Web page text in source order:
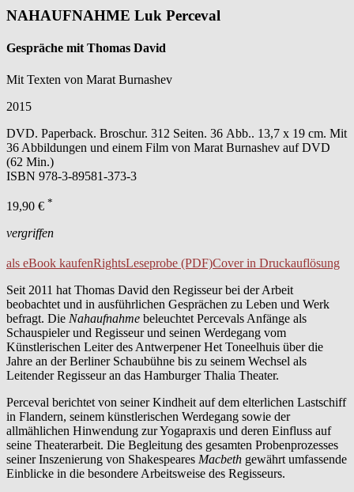
NAHAUFNAHME Luk Perceval
Gespräche mit Thomas David
Mit Texten von Marat Burnashev
2015
DVD. Paperback. Broschur. 312 Seiten. 36 Abb.. 13,7 x 19 cm. Mit
36 Abbildungen und einem Film von Marat Burnashev auf DVD
(62 Min.)
ISBN 978-3-89581-373-3
19,90 € *
vergriffen
als eBook kaufenRightsLeseprobe (PDF)Cover in Druckauflösung
Seit 2011 hat Thomas David den Regisseur bei der Arbeit
beobachtet und in ausführlichen Gesprächen zu Leben und Werk
befragt. Die Nahaufnahme beleuchtet Percevals Anfänge als
Schauspieler und Regisseur und seinen Werdegang vom
Künstlerischen Leiter des Antwerpener Het Toneelhuis über die
Jahre an der Berliner Schaubühne bis zu seinem Wechsel als
Leitender Regisseur an das Hamburger Thalia Theater.
Perceval berichtet von seiner Kindheit auf dem elterlichen Lastschiff
in Flandern, seinem künstlerischen Werdegang sowie der
allmählichen Hinwendung zur Yogapraxis und deren Einfluss auf
seine Theaterarbeit. Die Begleitung des gesamten Probenprozesses
seiner Inszenierung von Shakespeares Macbeth gewährt umfassende
Einblicke in die besondere Arbeitsweise des Regisseurs.